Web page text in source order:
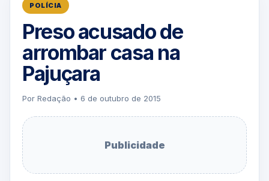
POLÍCIA
Preso acusado de
arrombar casa na
Pajuçara
Por Redação • 6 de outubro de 2015
Publicidade